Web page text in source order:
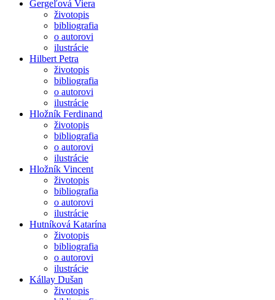
Gergeľová Viera
životopis
bibliografia
o autorovi
ilustrácie
Hilbert Petra
životopis
bibliografia
o autorovi
ilustrácie
Hložník Ferdinand
životopis
bibliografia
o autorovi
ilustrácie
Hložník Vincent
životopis
bibliografia
o autorovi
ilustrácie
Hutníková Katarína
životopis
bibliografia
o autorovi
ilustrácie
Kállay Dušan
životopis